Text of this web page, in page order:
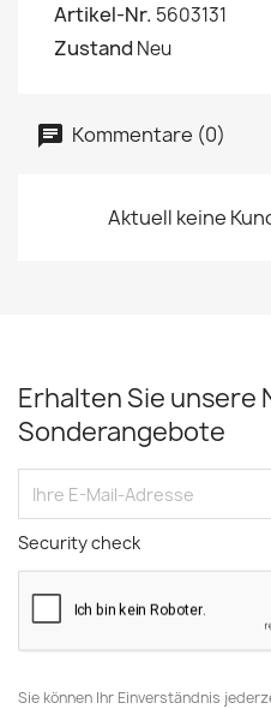
Artikel-Nr. 5603131
Zustand Neu
Kommentare (0)
Aktuell keine
Erhalten Sie unsere
Sonderangebote
Security check
Sie können Ihr Einverständnis